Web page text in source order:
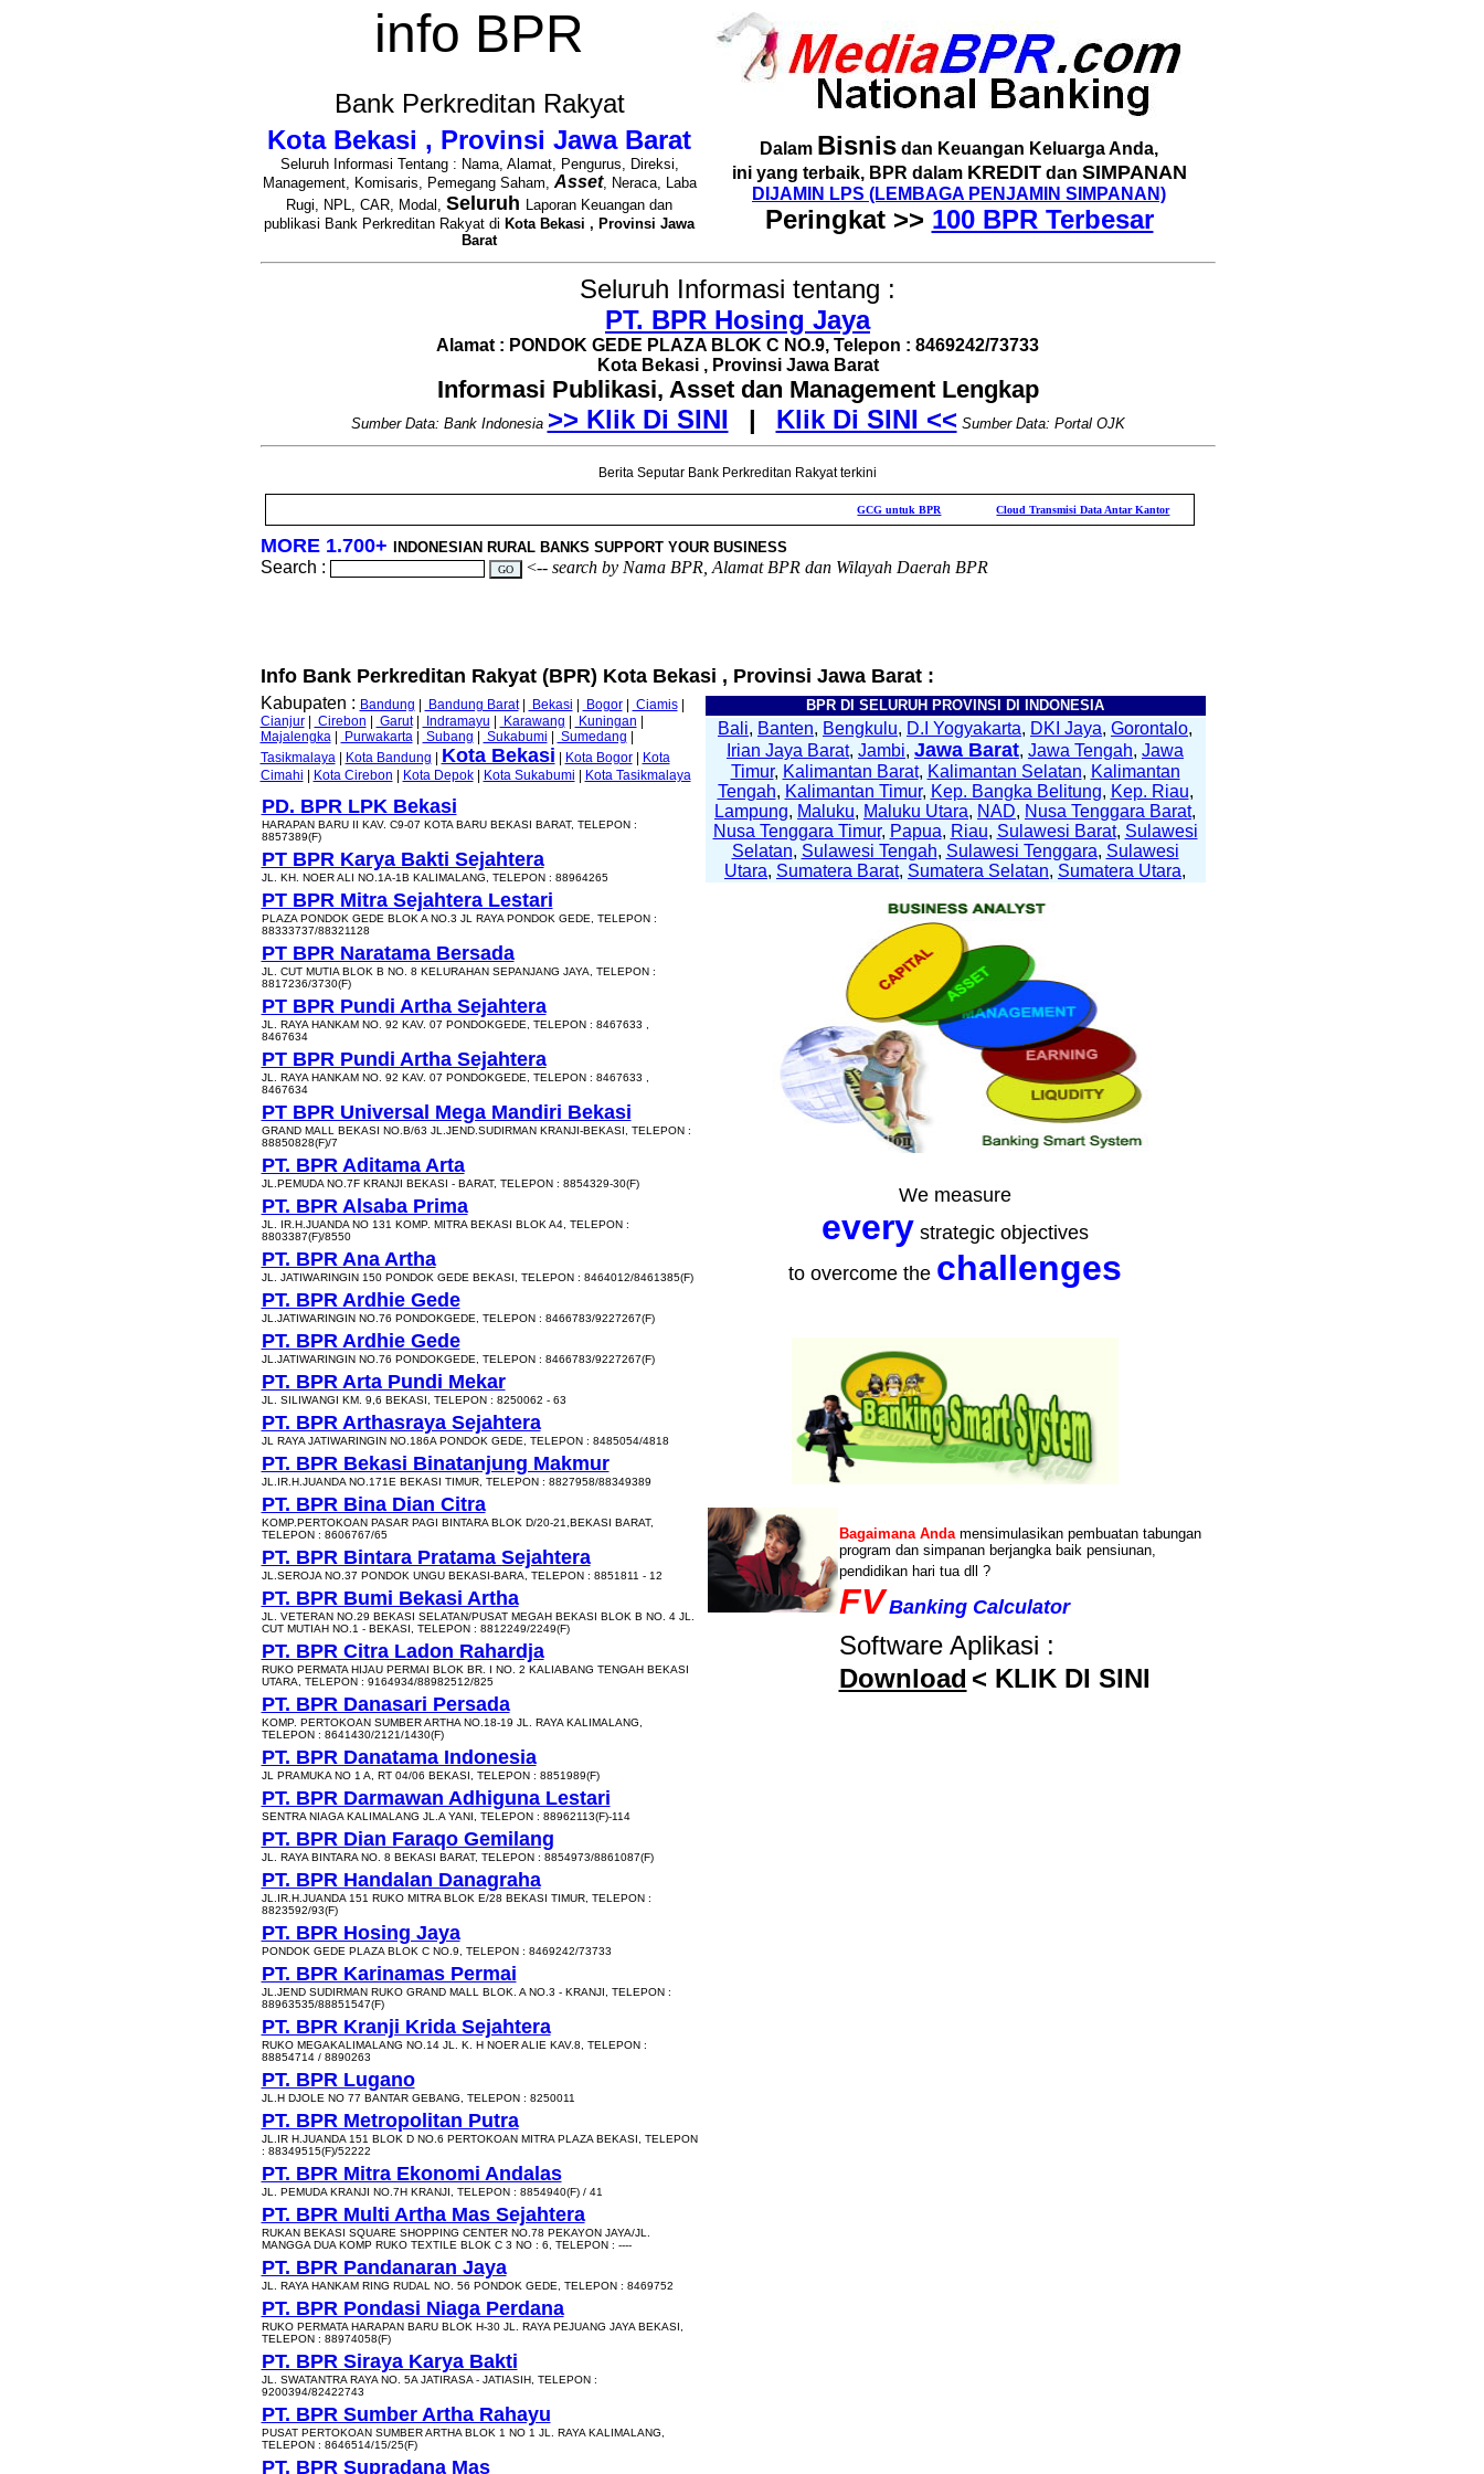
info BPR
Bank Perkreditan Rakyat
Kota Bekasi , Provinsi Jawa Barat
Seluruh Informasi Tentang : Nama, Alamat, Pengurus, Direksi,
Management, Komisaris, Pemegang Saham,Asset, Neraca, Laba
Rugi, NPL, CAR, Modal, Seluruh Laporan Keuangan dan
publikasi Bank Perkreditan Rakyat di Kota Bekasi , Provinsi Jawa
Barat
Dalam Bisnis dan Keuangan Keluarga Anda,
ini yang terbaik, BPR dalam KREDITdan SIMPANAN
DIJAMIN LPS (LEMBAGA PENJAMIN SIMPANAN)
Peringkat >> 100 BPR Terbesar
Seluruh Informasi tentang :
PT. BPR Hosing Jaya
Alamat : PONDOK GEDE PLAZA BLOK C NO.9, Telepon : 8469242/73733
Kota Bekasi , Provinsi Jawa Barat
Informasi Publikasi, Asset dan Management Lengkap
Sumber Data: Bank Indonesia >> Klik Di SINI | Klik Di SINI << Sumber Data: Portal OJK
Berita Seputar Bank Perkreditan Rakyat terkini
GCG untuk BPR Cloud Transmisi Data Antar Kantor
MORE 1.700+ INDONESIAN RURAL BANKS SUPPORT YOUR BUSINESS
Search : <-- search by Nama BPR, Alamat BPR dan Wilayah Daerah BPR
Info Bank Perkreditan Rakyat (BPR) Kota Bekasi , Provinsi Jawa Barat :
Kabupaten : Bandung Bandung Barat| Bekasi Bogor| Ciamis|
Cianjur| Cirebon Garut| Indramayu Karawang Kuningan
Majalengka| Purwakarta| Subang Sukabumi Sumedang
Tasikmalaya| Kota Bandung Kota Bekasi Kota Bogor|
Kota
Cimahi
Kota Cirebon Kota Depok| Kota Sukabumi Kota Tasikmalaya
PD. BPR LPK Bekasi
HARAPAN BARU II KAV. C9-07 KOTA BARU BEKASI BARAT, TELEPON :
8857389(F)
PT BPR Karya Bakti Sejahtera
JL. KH. NOER ALI NO.1A-1B KALIMALANG, TELEPON : 88964265
PT BPR Mitra Sejahtera Lestari
PLAZA PONDOK GEDE BLOK A NO.3 JL RAYA PONDOK GEDE, TELEPON :
88333737/88321128
PT BPR Naratama Bersada
JL. CUT MUTIA BLOK B NO. 8 KELURAHAN SEPANJANG JAYA, TELEPON :
8817236/3730(F)
PT BPR Pundi Artha Sejahtera
JL. RAYA HANKAM NO. 92 KAV. 07 PONDOKGEDE, TELEPON : 8467633 ,
8467634
PT BPR Pundi Artha Sejahtera
JL. RAYA HANKAM NO. 92 KAV. 07 PONDOKGEDE, TELEPON : 8467633 ,
8467634
PT BPR Universal Mega Mandiri Bekasi
GRAND MALL BEKASI NO.B/63 JL.JEND.SUDIRMAN KRANJI-BEKASI, TELEPON :
88850828(F)/7
PT. BPR Aditama Arta
JL.PEMUDA NO.7F KRANJI BEKASI - BARAT, TELEPON : 8854329-30(F)
PT. BPR Alsaba Prima
JL. IR.H.JUANDA NO 131 KOMP. MITRA BEKASI BLOK A4, TELEPON :
8803387(F)/8550
PT. BPR Ana Artha
JL. JATIWARINGIN 150 PONDOK GEDE BEKASI, TELEPON : 8464012/8461385(F)
PT. BPR Ardhie Gede
JL.JATIWARINGIN NO.76 PONDOKGEDE, TELEPON : 8466783/9227267(F)
PT. BPR Ardhie Gede
JL.JATIWARINGIN NO.76 PONDOKGEDE, TELEPON : 8466783/9227267(F)
PT. BPR Arta Pundi Mekar
JL. SILIWANGI KM. 9,6 BEKASI, TELEPON : 8250062 - 63
PT. BPR Arthasraya Sejahtera
JL RAYA JATIWARINGIN NO.186A PONDOK GEDE, TELEPON : 8485054/4818
PT. BPR Bekasi Binatanjung Makmur
JL.IR.H.JUANDA NO.171E BEKASI TIMUR, TELEPON : 8827958/88349389
PT. BPR Bina Dian Citra
KOMP.PERTOKOAN PASAR PAGI BINTARA BLOK D/20-21,BEKASI BARAT,
TELEPON : 8606767/65
PT. BPR Bintara Pratama Sejahtera
JL.SEROJA NO.37 PONDOK UNGU BEKASI-BARA, TELEPON : 8851811 - 12
PT. BPR Bumi Bekasi Artha
JL. VETERAN NO.29 BEKASI SELATAN/PUSAT MEGAH BEKASI BLOK B NO. 4 JL.
CUT MUTIAH NO.1 - BEKASI, TELEPON : 8812249/2249(F)
PT. BPR Citra Ladon Rahardja
RUKO PERMATA HIJAU PERMAI BLOK BR. I NO. 2 KALIABANG TENGAH BEKASI
UTARA, TELEPON : 9164934/88982512/825
PT. BPR Danasari Persada
KOMP. PERTOKOAN SUMBER ARTHA NO.18-19 JL. RAYA KALIMALANG,
TELEPON : 8641430/2121/1430(F)
PT. BPR Danatama Indonesia
JL PRAMUKA NO 1 A, RT 04/06 BEKASI, TELEPON : 8851989(F)
PT. BPR Darmawan Adhiguna Lestari
SENTRA NIAGA KALIMALANG JL.A YANI, TELEPON : 88962113(F)-114
PT. BPR Dian Faraqo Gemilang
JL. RAYA BINTARA NO. 8 BEKASI BARAT, TELEPON : 8854973/8861087(F)
PT. BPR Handalan Danagraha
JL.IR.H.JUANDA 151 RUKO MITRA BLOK E/28 BEKASI TIMUR, TELEPON :
8823592/93(F)
PT. BPR Hosing Jaya
PONDOK GEDE PLAZA BLOK C NO.9, TELEPON : 8469242/73733
PT. BPR Karinamas Permai
JL.JEND SUDIRMAN RUKO GRAND MALL BLOK. A NO.3 - KRANJI, TELEPON :
88963535/88851547(F)
PT. BPR Kranji Krida Sejahtera
RUKO MEGAKALIMALANG NO.14 JL. K. H NOER ALIE KAV.8, TELEPON :
88854714 / 8890263
PT. BPR Lugano
JL.H DJOLE NO 77 BANTAR GEBANG, TELEPON : 8250011
PT. BPR Metropolitan Putra
JL.IR H.JUANDA 151 BLOK D NO.6 PERTOKOAN MITRA PLAZA BEKASI, TELEPON
: 88349515(F)/52222
PT. BPR Mitra Ekonomi Andalas
JL. PEMUDA KRANJI NO.7H KRANJI, TELEPON : 8854940(F) / 41
PT. BPR Multi Artha Mas Sejahtera
RUKAN BEKASI SQUARE SHOPPING CENTER NO.78 PEKAYON JAYA/JL.
MANGGA DUA KOMP RUKO TEXTILE BLOK C 3 NO : 6, TELEPON : ----
PT. BPR Pandanaran Jaya
JL. RAYA HANKAM RING RUDAL NO. 56 PONDOK GEDE, TELEPON : 8469752
PT. BPR Pondasi Niaga Perdana
RUKO PERMATA HARAPAN BARU BLOK H-30 JL. RAYA PEJUANG JAYA BEKASI,
TELEPON : 88974058(F)
PT. BPR Siraya Karya Bakti
JL. SWATANTRA RAYA NO. 5A JATIRASA - JATIASIH, TELEPON :
9200394/82422743
PT. BPR Sumber Artha Rahayu
PUSAT PERTOKOAN SUMBER ARTHA BLOK 1 NO 1 JL. RAYA KALIMALANG,
TELEPON : 8646514/15/25(F)
PT. BPR Supradana Mas
BPR DI SELURUH PROVINSI DI INDONESIA
Bali, Banten, Bengkulu, D.I Yogyakarta, DKI Jaya, Gorontalo,
Irian Jaya Barat, Jambi, Jawa Barat, Jawa Tengah, Jawa
Timur, Kalimantan Barat, Kalimantan Selatan, Kalimantan
Tengah, Kalimantan Timur, Kep. Bangka Belitung, Kep. Riau,
Lampung, Maluku, Maluku Utara, NAD, Nusa Tenggara Barat,
Nusa Tenggara Timur, Papua, Riau, Sulawesi Barat, Sulawesi
Selatan, Sulawesi Tengah, Sulawesi Tenggara, Sulawesi
Utara, Sumatera Barat, Sumatera Selatan, Sumatera Utara,
We measure
every strategic objectives
to overcome the challenges
Bagaimana Andamensimulasikan pembuatan tabungan
program dan simpanan berjangka baik pensiunan,
pendidikan hari tua dll ?
FV Banking Calculator
Software Aplikasi :
Download < KLIK DI SINI